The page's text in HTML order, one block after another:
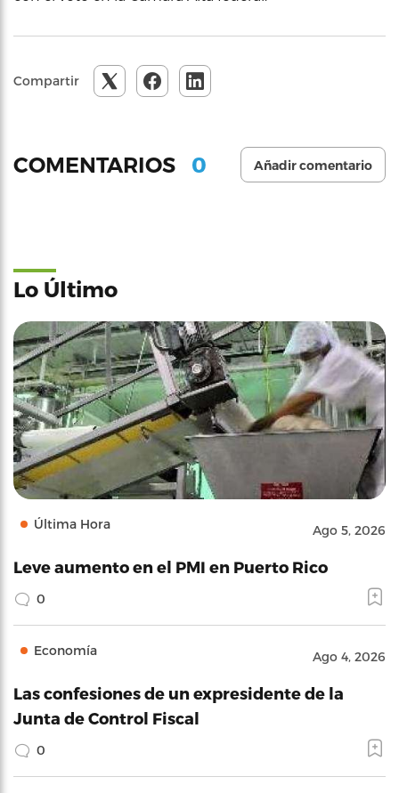
Compartir
COMENTARIOS 0 Añadir comentario
Lo Último
Última Hora Ago 5, 2026
Leve aumento en el PMI en Puerto Rico
0
Economía Ago 4, 2026
Las confesiones de un expresidente de la
Junta de Control Fiscal
0